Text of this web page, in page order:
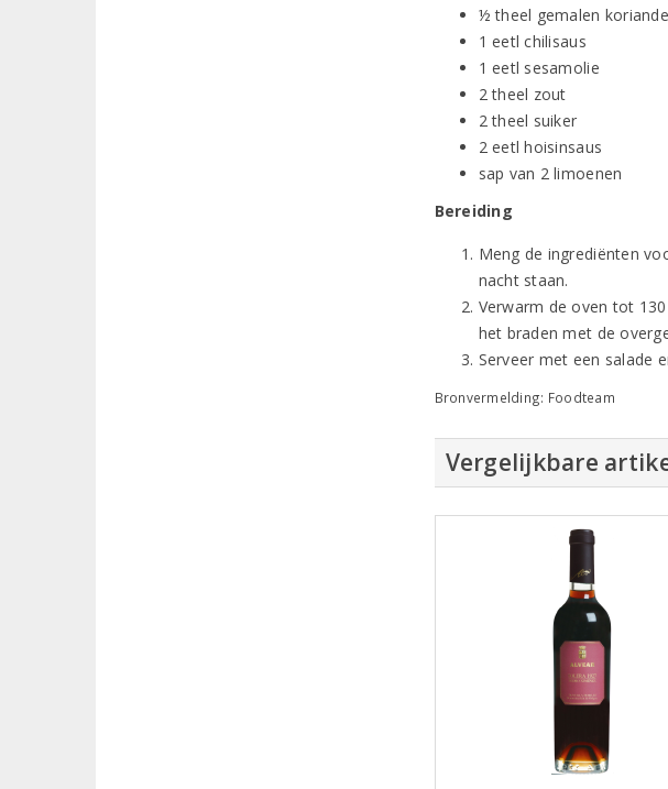
½ theel gemalen
1 eetl chilisaus
1 eetl sesamolie
2 theel zout
2 theel suiker
2 eetl hoisinsaus
sap van 2 limoenen
Bereiding
Meng de ingrediënten
nacht staan.
Verwarm de oven tot
het braden met de
Serveer met een salade
Bronvermelding: Foodteam
Vergelijkbare